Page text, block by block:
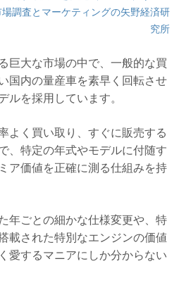
調査とマーケティングの矢野経済研
究所
巨大な市場の中で、一般的な買
国内の量産車を素早く回転させ
ルを採用しています。
よく買い取り、すぐに販売する
、特定の年式やモデルに付随す
ア価値を正確に測る仕組みを持
年ごとの細かな仕様変更や、特
載された特別なエンジンの価値
愛するマニアにしか分からない